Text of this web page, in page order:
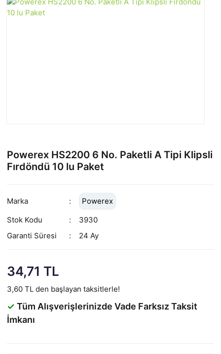
Powerex HS2200 6 No. Paketli A Tipi Klipsli
Fırdöndü 10 lu Paket
Marka
Powerex
Stok Kodu
3930
Garanti Süresi
24 Ay
34,71 TL
3,60 TL den başlayan taksitlerle!
✓ Tüm Alışverişlerinizde Vade Farksız Taksit
İmkanı